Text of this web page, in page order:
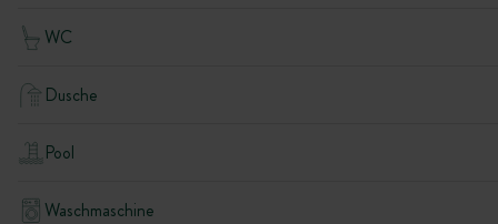
WC
Dusche
Pool
Waschmaschine